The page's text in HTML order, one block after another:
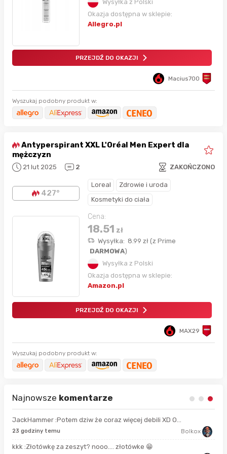
Wysyłka z Polski
Okazja dostępna w sklepie:
Allegro.pl
PRZEJDŹ DO OKAZJI
Macius700
Wyszukaj podobny produkt w:
Antyperspirant XXL L'Oréal Men Expert dla
mężczyzn
21 lut 2025 2 ZAKOŃCZONO
427°
Loreal
Zdrowie i uroda
Kosmetyki do ciała
Cena:
18.51 zł
Wysyłka: 8.99 zł (z Prime
DARMOWA)
Wysyłka z Polski
Okazja dostępna w sklepie:
Amazon.pl
PRZEJDŹ DO OKAZJI
MAX29
Wyszukaj podobny produkt w:
Najnowsze komentarze
JackHammer :Potem dziw że coraz więcej debili XD O...
23 godziny temu Bolkox
kkk :Złotówkę za zeszyt? nooo…. złotówke 😁